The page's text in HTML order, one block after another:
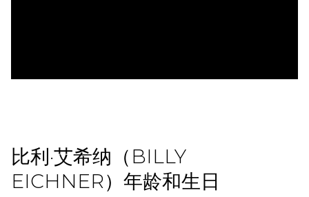
比利·艾希纳（BILLY
EICHNER）年龄和生日